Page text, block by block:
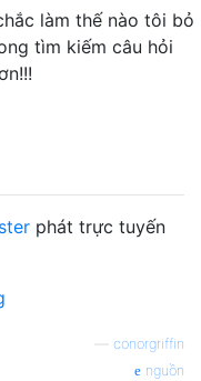
làm thế nào tôi bỏ
tìm kiếm câu hỏi
phát trực tuyến
conorgriffin
nguồn